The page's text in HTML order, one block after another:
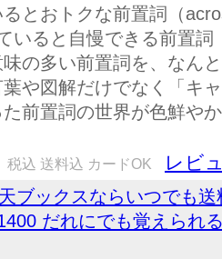
るとおトクな前置詞（
ると自慢できる前置
の多い前置詞を、なん
葉や図解だけでなく「キ
た前置詞の世界が色鮮や
税込 送料込 カードOK レビ
天ブックスならいつでも
だれにでも覚えられ